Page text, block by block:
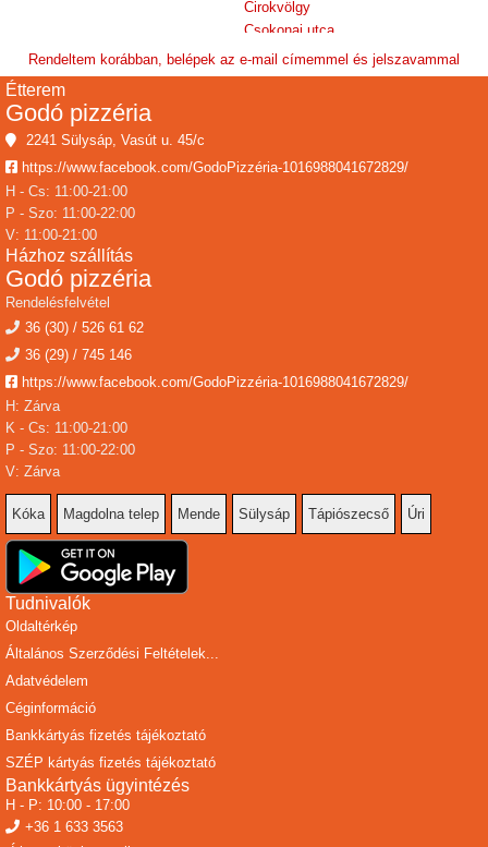
Cirokvölgy
Csokonai utca
Dankó Pista köz
Dankó Pista utca
Dr Gáspár István köz
Határ út
József Attila utca
Kamilla utca
Rendeltem korábban, belépek az e-mail címemmel és jelszavammal
Étterem
Godó pizzéria
2241 Sülysáp, Vasút u. 45/c
https://www.facebook.com/GodoPizzéria-1016988041672829/
H - Cs: 11:00-21:00
P - Szo: 11:00-22:00
V: 11:00-21:00
Házhoz szállítás
Godó pizzéria
Rendelésfelvétel
36 (30) / 526 61 62
36 (29) / 745 146
https://www.facebook.com/GodoPizzéria-1016988041672829/
H: Zárva
K - Cs: 11:00-21:00
P - Szo: 11:00-22:00
V: Zárva
Kóka Magdolna telep Mende Sülysáp Tápiószecső Úri
Tudnivalók
Oldaltérkép
Általános Szerződési Feltételek...
Adatvédelem
Céginformáció
Bankkártyás fizetés tájékoztató
SZÉP kártyás fizetés tájékoztató
Bankkártyás ügyintézés
H - P: 10:00 - 17:00
+36 1 633 3563